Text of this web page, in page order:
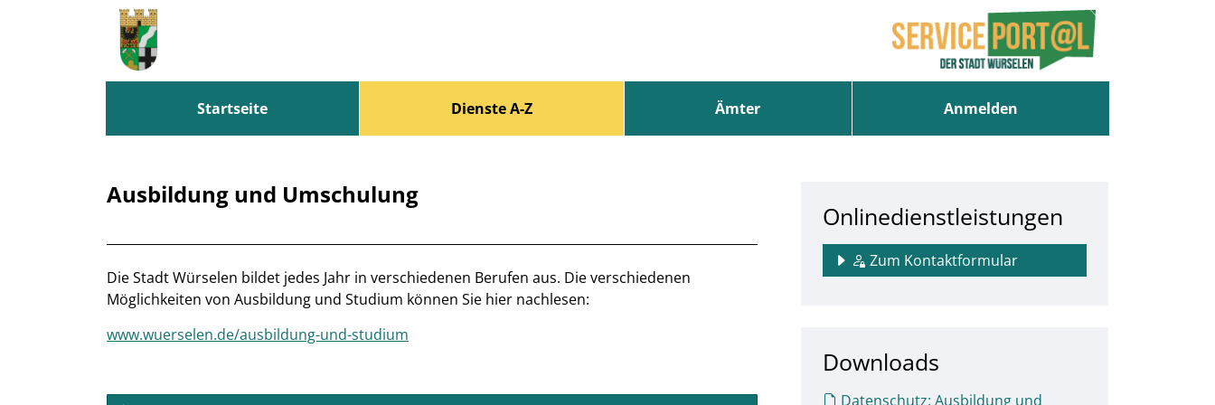
Zum Hauptinhalt springen
Startseite Dienste A-Z Ämter Anmelden
Ausbildung und Umschulung
Beschreibung
Die Stadt Würselen bildet jedes Jahr in verschiedenen Berufen aus. Die verschiedenen
Möglichkeiten von Ausbildung und Studium können Sie hier nachlesen:
www.wuerselen.de/ausbildung-und-studium
Onlinedienstleistungen
Zum Kontaktformular
Downloads
Datenschutz: Ausbildung und